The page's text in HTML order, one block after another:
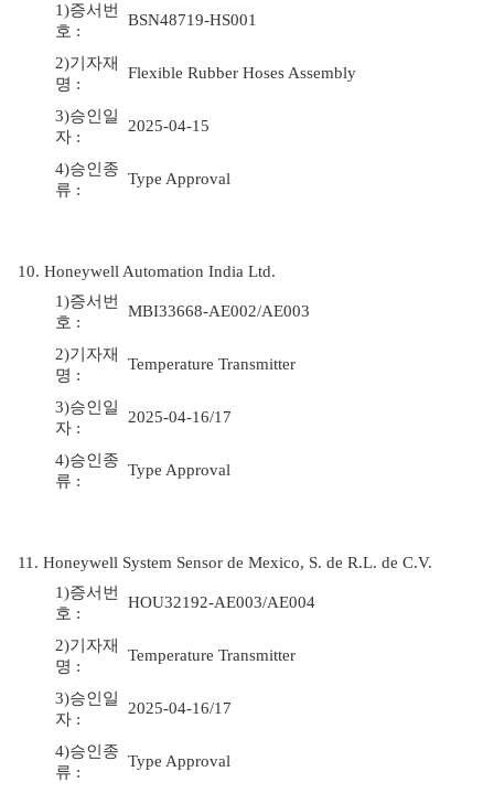
1)증서번
호 :
BSN48719-HS001
2)기자재
명 :
Flexible Rubber Hoses Assembly
3)승인일
자 :
2025-04-15
4)승인종
류 :
Type Approval
10. Honeywell Automation India Ltd.
1)증서번
호 :
MBI33668-AE002/AE003
2)기자재
명 :
Temperature Transmitter
3)승인일
자 :
2025-04-16/17
4)승인종
류 :
Type Approval
11. Honeywell System Sensor de Mexico, S. de R.L. de C.V.
1)증서번
호 :
HOU32192-AE003/AE004
2)기자재
명 :
Temperature Transmitter
3)승인일
자 :
2025-04-16/17
4)승인종
류 :
Type Approval